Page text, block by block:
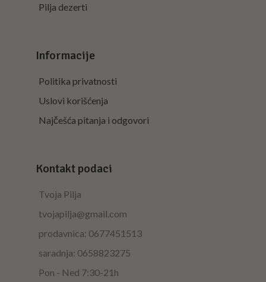
Pilja dezerti
Informacije
Politika privatnosti
Uslovi korišćenja
Najčešća pitanja i odgovori
Kontakt podaci
Tvoja Pilja
tvojapilja@gmail.com
prodavnica: 0677451513
saradnja: 0658823275
Pon - Ned 7:30-21h